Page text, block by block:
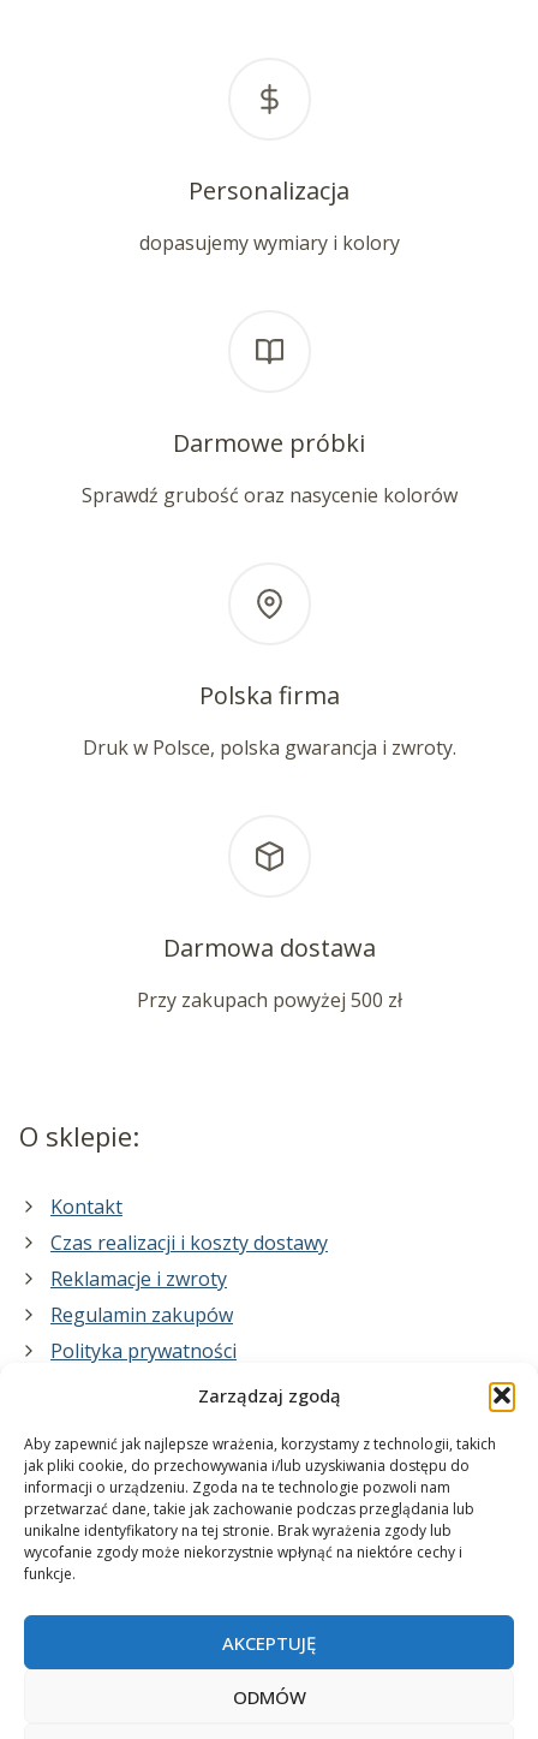
Zarządzaj zgodą
Aby zapewnić jak najlepsze wrażenia, korzystamy z technologii, takich
jak pliki cookie, do przechowywania i/lub uzyskiwania dostępu do
informacji o urządzeniu. Zgoda na te technologie pozwoli nam
przetwarzać dane, takie jak zachowanie podczas przeglądania lub
unikalne identyfikatory na tej stronie. Brak wyrażenia zgody lub
wycofanie zgody może niekorzystnie wpłynąć na niektóre cechy i
funkcje.
AKCEPTUJĘ
ODMÓW
Personalizacja
dopasujemy wymiary i kolory
Darmowe próbki
Sprawdź grubość oraz nasycenie kolorów
Polska firma
Druk w Polsce, polska gwarancja i zwroty.
Darmowa dostawa
Przy zakupach powyżej 500 zł
O sklepie:
Kontakt
Czas realizacji i koszty dostawy
Reklamacje i zwroty
Regulamin zakupów
Polityka prywatności
Co zrobimy dla Ciebie:
projekty plakatów na zamówienie
wydrukuj swój plakat